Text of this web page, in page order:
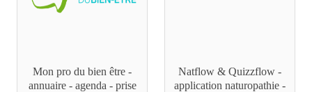
Mon pro du bien être -
annuaire - agenda - prise
Natflow & Quizzflow -
application naturopathie -